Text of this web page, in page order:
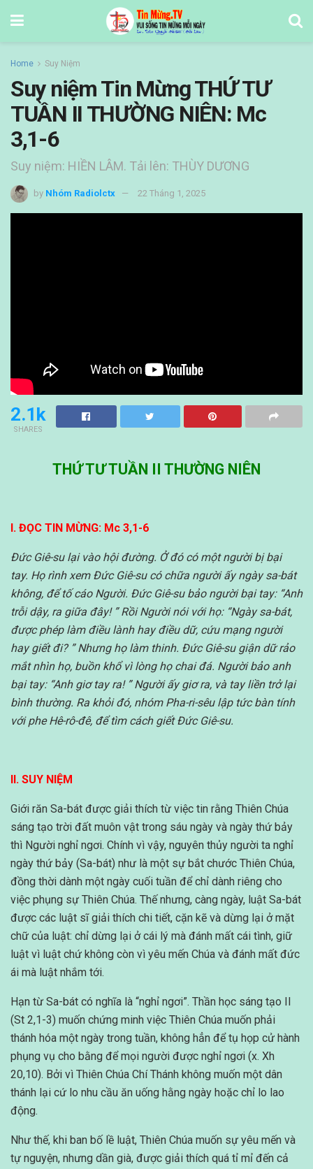
Home Suy Niệm
Suy niệm Tin Mừng THỨ TƯ
TUẦN II THƯỜNG NIÊN: Mc
3,1-6
Suy niệm: HIỀN LÂM. Tải lên: THÙY DƯƠNG
by Nhóm Radiolctx 22 Tháng 1, 2025
2.1k
SHARES
THỨ TƯ TUẦN II THƯỜNG NIÊN
I. ĐỌC TIN MỪNG: Mc 3,1-6
Đức Giê-su lại vào hội đường. Ở đó có một người bị bại
tay. Họ rình xem Đức Giê-su có chữa người ấy ngày sa-bát
không, để tố cáo Người. Đức Giê-su bảo người bại tay: “Anh
trỗi dậy, ra giữa đây! ” Rồi Người nói với họ: “Ngày sa-bát,
được phép làm điều lành hay điều dữ, cứu mạng người
hay giết đi? ” Nhưng họ làm thinh. Đức Giê-su giận dữ rảo
mắt nhìn họ, buồn khổ vì lòng họ chai đá. Người bảo anh
bại tay: “Anh giơ tay ra! ” Người ấy giơ ra, và tay liền trở lại
bình thường. Ra khỏi đó, nhóm Pha-ri-sêu lập tức bàn tính
với phe Hê-rô-đê, để tìm cách giết Đức Giê-su.
II. SUY NIỆM
Giới răn Sa-bát được giải thích từ việc tin rằng Thiên Chúa
sáng tạo trời đất muôn vật trong sáu ngày và ngày thứ bảy
thì Người nghỉ ngơi. Chính vì vậy, nguyên thủy người ta nghỉ
ngày thứ bảy (Sa-bát) như là một sự bắt chước Thiên Chúa,
đồng thời dành một ngày cuối tuần để chỉ dành riêng cho
việc phụng sự Thiên Chúa. Thế nhưng, càng ngày, luật Sa-bát
được các luật sĩ giải thích chi tiết, cặn kẽ và dừng lại ở mặt
chữ của luật: chỉ dừng lại ở cái lý mà đánh mất cái tình, giữ
luật vì luật chứ không còn vì yêu mến Chúa và đánh mất đức
ái mà luật nhắm tới.
Hạn từ Sa-bát có nghĩa là “nghỉ ngơi”. Thần học sáng tạo II
(St 2,1-3) muốn chứng minh việc Thiên Chúa muốn phải
thánh hóa một ngày trong tuần, không hẳn để tụ họp cử hành
phụng vụ cho bằng để mọi người được nghỉ ngơi (x. Xh
20,10). Bởi vì Thiên Chúa Chí Thánh không muốn một dân
thánh lại cứ lo nhu cầu ăn uống hằng ngày hoặc chỉ lo lao
động.
Như thế, khi ban bố lề luật, Thiên Chúa muốn sự yêu mến và
tự nguyện, nhưng dần già, được giải thích quá tỉ mỉ đến cả